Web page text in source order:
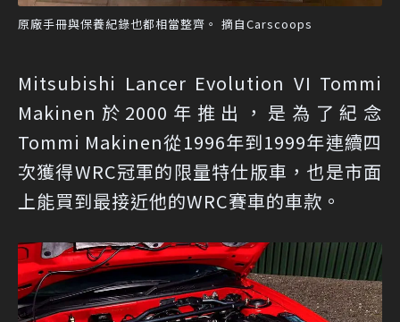
原廠手冊與保養紀錄也都相當整齊。 摘自Carscoops
Mitsubishi Lancer Evolution VI Tommi
Makinen於2000年推出，是為了紀念
Tommi Makinen從1996年到1999年連續四
次獲得WRC冠軍的限量特仕版車，也是市面
上能買到最接近他的WRC賽車的車款。